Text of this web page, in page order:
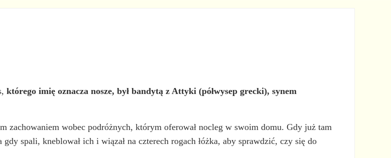
którego imię oznacza nosze, był bandytą z Attyki (półwysep grecki), synem
zachowaniem wobec podróżnych, którym oferował nocleg w swoim domu. Gdy już tam
spali, kneblował ich i wiązał na czterech rogach łóżka, aby sprawdzić, czy się do